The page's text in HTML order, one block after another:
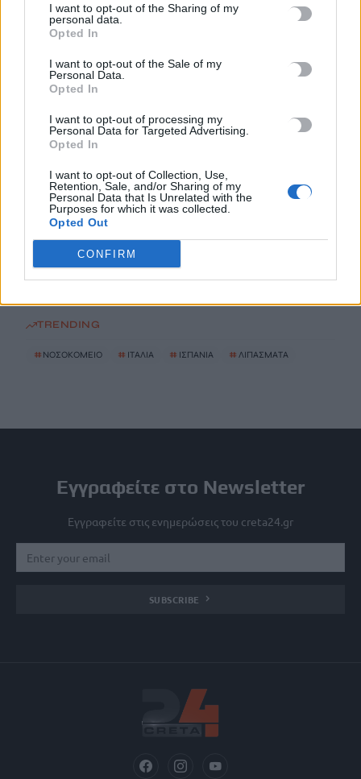
I want to opt-out of the Sharing of my
personal data.
Opted In
I want to opt-out of the Sale of my
Personal Data.
Opted In
I want to opt-out of processing my
Personal Data for Targeted Advertising.
Opted In
I want to opt-out of Collection, Use,
Retention, Sale, and/or Sharing of my
Personal Data that Is Unrelated with the
Purposes for which it was collected.
Opted Out
CONFIRM
Τουρισμός: Η «Οδύσσεια» έφερε άλμα στις κρατήσεις
8 Αυγούστου, 2026
Τα ζητήματα των στρατιωτικών του Ηρακλείου στο επίκεντρο
της συνάντησης με τον Κωνσταντίνο Κεφαλογιάννη
8 Αυγούστου, 2026
8 Αυγούστου, 2026
«Δίνουμε μάχη να επανέλθουμε στην κανονικότητα»: Η
επόμενη μέρα μετά τις πυρκαγιές στο νότιο Ρέθυμνο
TRENDING
# ΝΟΣΟΚΟΜΕΙΟ # ΙΤΑΛΙΑ # ΙΣΠΑΝΙΑ # ΛΙΠΑΣΜΑΤΑ
Εγγραφείτε στο Newsletter
Εγγραφείτε στις ενημερώσεις του creta24.gr
SUBSCRIBE